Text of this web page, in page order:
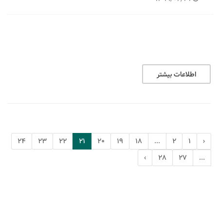
اطلاعات بیشتر
‹
1
2
...
18
19
20
21
22
23
24
...
27
28
›